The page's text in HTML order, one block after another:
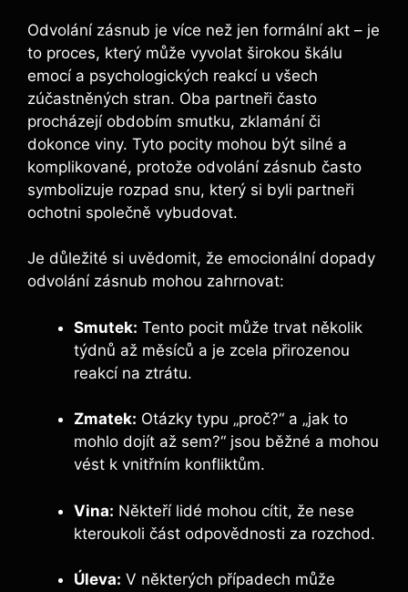
Odvolání zásnub je více než jen formální akt – je
to proces, který může vyvolat širokou škálu
emocí a psychologických reakcí u všech
zúčastněných stran. Oba partneři často
procházejí obdobím smutku, zklamání či
dokonce viny. Tyto pocity mohou být silné a
komplikované, protože odvolání zásnub často
symbolizuje rozpad snu, který si byli partneři
ochotni společně vybudovat.
Je důležité si uvědomit, že emocionální dopady
odvolání zásnub mohou zahrnovat:
Smutek: Tento pocit může trvat několik
týdnů až měsíců a je zcela přirozenou
reakcí na ztrátu.
Zmatek: Otázky typu „proč?“ a „jak to
mohlo dojít až sem?“ jsou běžné a mohou
vést k vnitřním konfliktům.
Vina: Někteří lidé mohou cítit, že nese
kteroukoli část odpovědnosti za rozchod.
Úleva: V některých případech může